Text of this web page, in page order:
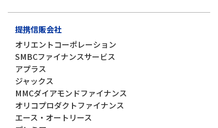
提携信販会社
オリエントコーポレーション
SMBCファイナンスサービス
アプラス
ジャックス
MMCダイアモンドファイナンス
オリコプロダクトファイナンス
エース・オートリース